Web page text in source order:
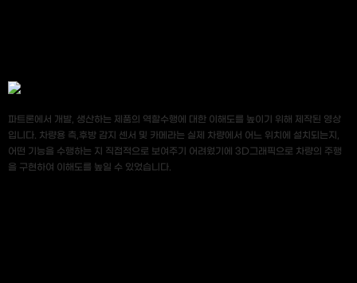
파트론에서 개발, 생산하는 제품의 역할수행에 대한 이해도를 높이기 위해 제작된 영상
입니다. 차량용 측,후방 감지 센서 및 카메라는 실제 차량에서 어느 위치에 설치되는지,
어떤 기능을 수행하는 지 직접적으로 보여주기 어려웠기에 3D그래픽으로 차량의 주행
을 구현하여 이해도를 높일 수 있었습니다.